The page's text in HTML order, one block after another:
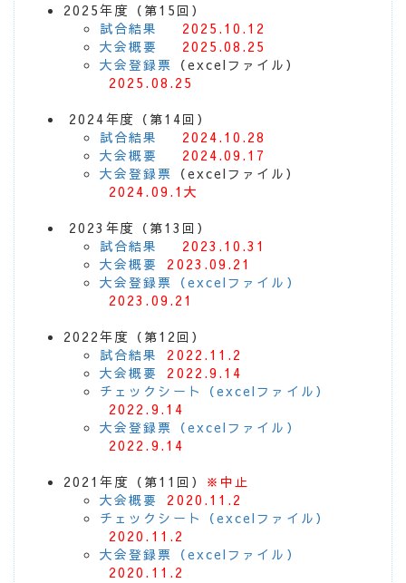
2025年度（第15回）
試合結果
2025.10.12
大会概要
2025.08.25
大会登録票 （excelファイル）
2025.08.25
2024年度（第14回）
試合結果
2024.10.28
大会概要
2024.09.17
大会登録票 （excelファイル）
2024.09.1大
2023年度（第13回）
試合結果
2023.10.31
大会概要
2023.09.21
大会登録票（excelファイル）
2023.09.21
2022年度（第12回）
試合結果
2022.11.2
大会概要
2022.9.14
チェックシート（excelファイル）
2022.9.14
大会登録票（excelファイル）
2022.9.14
2021年度（第11回） ※中止
大会概要
2020.11.2
チェックシート（excelファイル）
2020.11.2
大会登録票（excelファイル）
2020.11.2